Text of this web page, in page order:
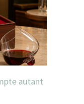
autant